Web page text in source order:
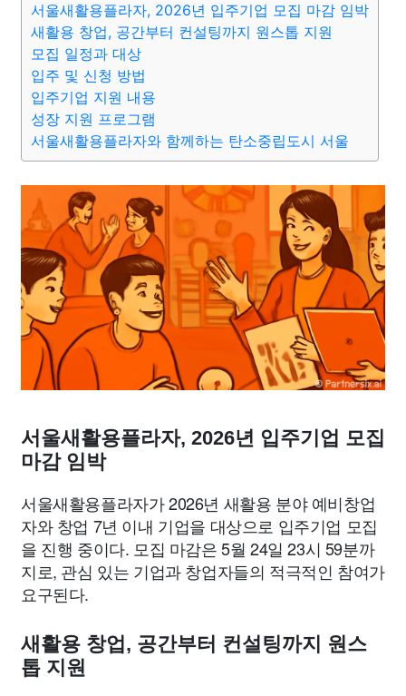
요리 상품리뷰 원예 금융 게임 스포츠 사진
대출 자동차 취미
종교 사회 정치 건강
부동산 외국어 교육 교통 생활 기타
서울새활용플라자, 2026년 입주기업 모집 마감 임박
새활용 창업, 공간부터 컨설팅까지 원스톱 지원
모집 일정과 대상
입주 및 신청 방법
입주기업 지원 내용
성장 지원 프로그램
서울새활용플라자와 함께하는 탄소중립도시 서울
서울새활용플라자, 2026년 입주기업 모집
마감 임박
서울새활용플라자가 2026년 새활용 분야 예비창업
자와 창업 7년 이내 기업을 대상으로 입주기업 모집
을 진행 중이다. 모집 마감은 5월 24일 23시 59분까
지로, 관심 있는 기업과 창업자들의 적극적인 참여가
요구된다.
새활용 창업, 공간부터 컨설팅까지 원스
톱 지원